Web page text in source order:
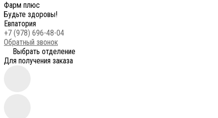
Фарм плюс
Будьте здоровы!
Евпатория
+7 (978) 696-48-04
Обратный звонок
Выбрать отделение
Для получения заказа